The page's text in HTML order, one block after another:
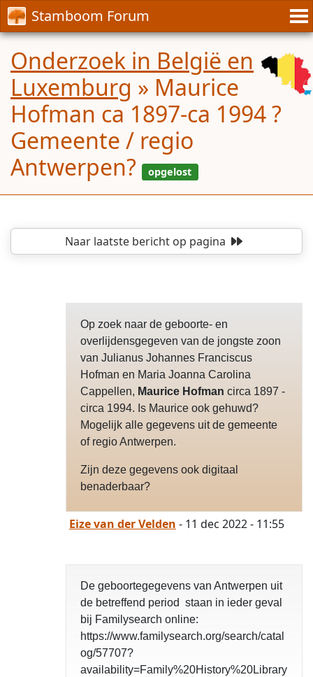
Stamboom Forum
Onderzoek in België en
Luxemburg » Maurice
Hofman ca 1897-ca 1994 ?
Gemeente / regio
Antwerpen?
Naar laatste berichtop pagina
Op zoek naar de geboorte- en
overlijdensgegeven van de jongste zoon
van Julianus Johannes Franciscus
Hofman en Maria Joanna Carolina
Cappellen, Maurice Hofman circa 1897 -
circa 1994. Is Maurice ook gehuwd?
Mogelijk alle gegevens uit de gemeente
of regio Antwerpen.
Zijn deze gegevens ook digitaal
benaderbaar?
Eize van der Velden - 11 dec 2022 - 11:55
De geboortegegevens van Antwerpen uit
de betreffend period staan in ieder geval
bij Familysearch online:
https://www.familysearch.org/search/catal
og/57707?
availability=Family%20History%20Library